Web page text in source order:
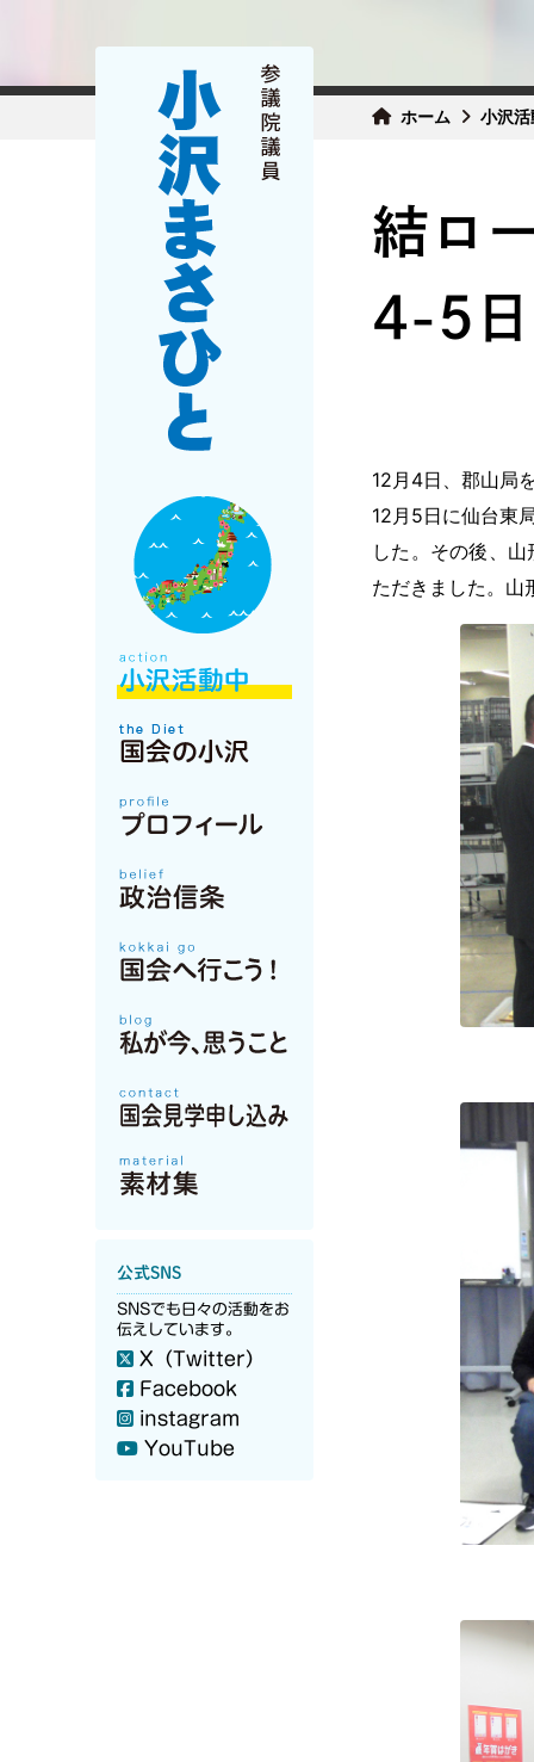
ホーム 小沢
公式SNS
SNSでも日々の活動をお
伝えしています。
X（Twitter）
Facebook
instagram
YouTube
結ロ
4-5
12月4日、郡山局
12月5日に仙台東
した。その後、
ただきました。山